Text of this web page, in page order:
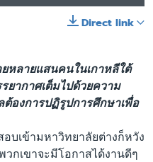
Direct link
หลายแสนคนในเกาหลีใต้
ยากาศเต็มไปด้วยความ
องการปฏิรูปการศึกษาเพื่อ
บเข้ามหาวิทยาลัยต่างก็หวัง
กเขาจะมีโอกาสได้งานดีๆ